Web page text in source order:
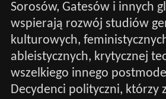
Sorosów, Gatesów i innych
wspierają rozwój studiów
kulturowych,
ableistycznych, krytycznej
wszelkiego innego
Decydenci polityczni, którzy